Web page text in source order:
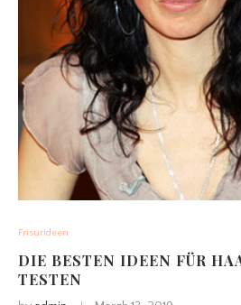
Frisurideen
DIE BESTEN IDEEN FÜR
TESTEN